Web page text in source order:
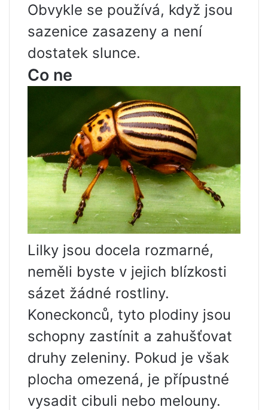
Obvykle se používá, když jsou
sazenice zasazeny a není
dostatek slunce.
Co ne
Lilky jsou docela rozmarné,
neměli byste v jejich blízkosti
sázet žádné rostliny.
Koneckonců, tyto plodiny jsou
schopny zastínit a zahušťovat
druhy zeleniny. Pokud je však
plocha omezená, je přípustné
vysadit cibuli nebo melouny.